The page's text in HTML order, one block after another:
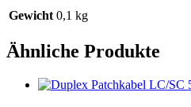
Gewicht 0,1 kg
Ähnliche Produkte